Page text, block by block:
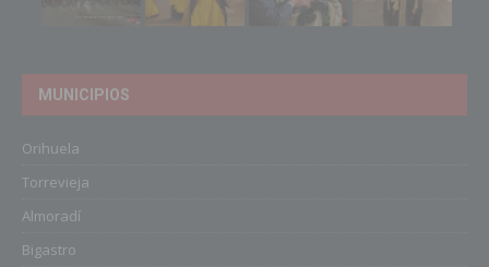
MUNICIPIOS
Orihuela
Torrevieja
Almoradí
Bigastro